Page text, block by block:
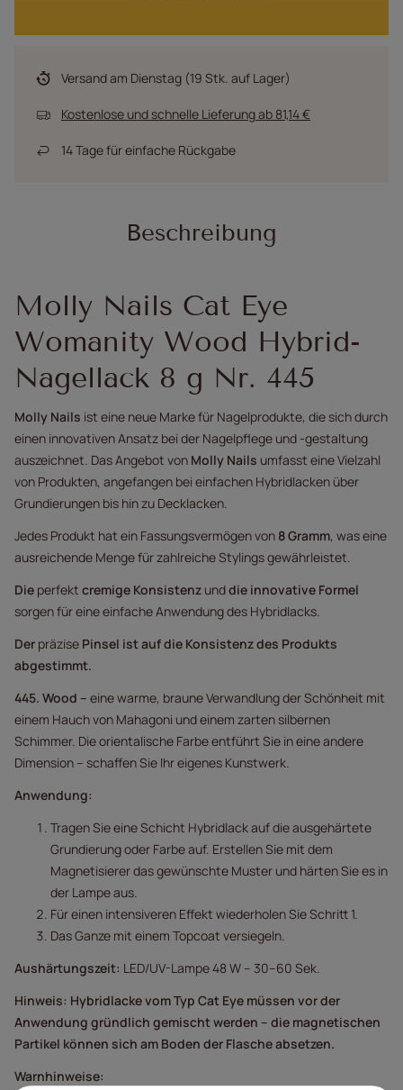
Versandam Dienstag (19 Stk. auf Lager)
Kostenlose und schnelle Lieferungab 81,14 €
14Tage für einfache Rückgabe
Beschreibung
Molly Nails Cat Eye
Womanity Wood Hybrid-
Nagellack 8 g Nr. 445
Molly Nails ist eine neue Marke für Nagelprodukte, die sich durch
einen innovativen Ansatz bei der Nagelpflege und -gestaltung
auszeichnet. Das Angebot von Molly Nails umfasst eine Vielzahl
von Produkten, angefangen bei einfachen Hybridlacken über
Grundierungen bis hin zu Decklacken.
Jedes Produkt hat ein Fassungsvermögen von 8 Gramm, was eine
ausreichende Menge für zahlreiche Stylings gewährleistet.
Die perfekt cremige Konsistenz unddie innovative Formel
sorgen für eine einfache Anwendung des Hybridlacks.
Der präzise Pinsel ist auf die Konsistenz des Produkts
abgestimmt.
445. Wood – eine warme, braune Verwandlung der Schönheit mit
einem Hauch von Mahagoni und einem zarten silbernen
Schimmer. Die orientalische Farbe entführt Sie in eine andere
Dimension – schaffen Sie Ihr eigenes Kunstwerk.
Anwendung:
Tragen Sie eine Schicht Hybridlack auf die ausgehärtete
Grundierung oder Farbe auf. Erstellen Sie mit dem
Magnetisierer das gewünschte Muster und härten Sie es in
der Lampe aus.
Für einen intensiveren Effekt wiederholen Sie Schritt 1.
Das Ganze mit einem Topcoat versiegeln.
Aushärtungszeit: LED/UV-Lampe 48 W – 30–60 Sek.
Hinweis: Hybridlacke vom Typ Cat Eye müssen vor der
Anwendung gründlich gemischt werden – die magnetischen
Partikel können sich am Boden der Flasche absetzen.
Warnhinweise: